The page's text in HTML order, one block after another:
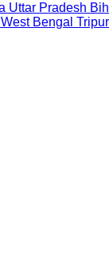
Uttar Pradesh
West Bengal